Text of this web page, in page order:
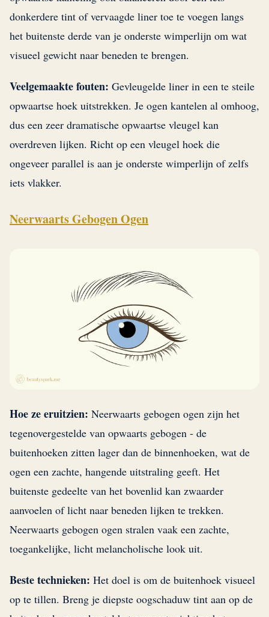
donkerdere tint of vervaagde liner toe te voegen langs
het buitenste derde van je onderste wimperlijn om wat
visueel gewicht naar beneden te brengen.
Veelgemaakte fouten: Gevleugelde liner in een te steile
opwaartse hoek uitstrekken. Je ogen kantelen al omhoog,
dus een zeer dramatische opwaartse vleugel kan
overdreven lijken. Richt op een vleugel hoek die
ongeveer parallel is aan je onderste wimperlijn of zelfs
iets vlakker.
Neerwaarts Gebogen Ogen
Hoe ze eruitzien: Neerwaarts gebogen ogen zijn het
tegenovergestelde van opwaarts gebogen - de
buitenhoeken zitten lager dan de binnenhoeken, wat de
ogen een zachte, hangende uitstraling geeft. Het
buitenste gedeelte van het bovenlid kan zwaarder
aanvoelen of licht naar beneden lijken te trekken.
Neerwaarts gebogen ogen stralen vaak een zachte,
toegankelijke, licht melancholische look uit.
Beste technieken: Het doel is om de buitenhoek visueel
op te tillen. Breng je diepste oogschaduw tint aan op de